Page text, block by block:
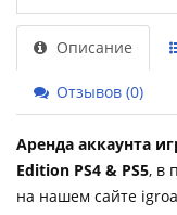
Описание
Отзывов (0)
Аренда аккаунта
Edition PS4 & PS5, в
на нашем сайте